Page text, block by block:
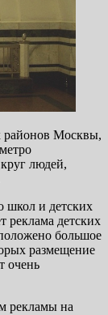
районов Москвы,
людей,
школ и детских
реклама детских
большое
размещение
очень
рекламы на